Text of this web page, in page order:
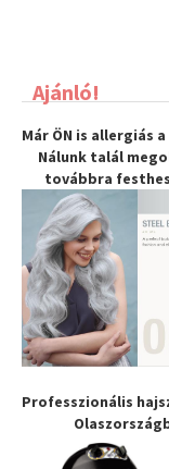
Ajánló!
Már ÖN is allergiás
Nálunk talál
továbbra
Professzionális